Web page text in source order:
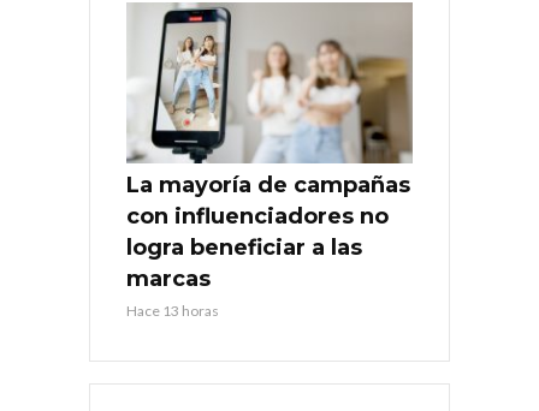
La mayoría de campañas
con influenciadores no
logra beneficiar a las
marcas
Hace 13 horas